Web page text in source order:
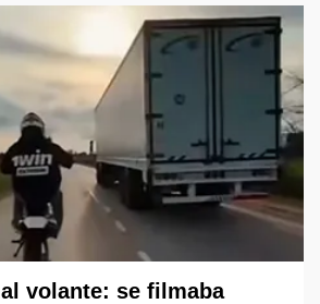
volante: se filmaba